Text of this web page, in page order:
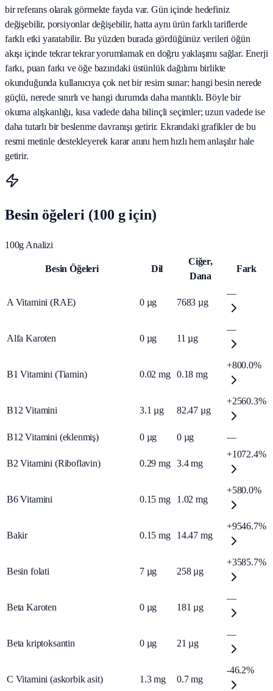
bir referans olarak görmekte fayda var. Gün içinde hedefiniz
değişebilir, porsiyonlar değişebilir, hatta aynı ürün farklı tariflerde
farklı etki yaratabilir. Bu yüzden burada gördüğünüz verileri öğün
akışı içinde tekrar tekrar yorumlamak en doğru yaklaşımı sağlar. Enerji
farkı, puan farkı ve öğe bazındaki üstünlük dağılımı birlikte
okunduğunda kullanıcıya çok net bir resim sunar: hangi besin nerede
güçlü, nerede sınırlı ve hangi durumda daha mantıklı. Böyle bir
okuma alışkanlığı, kısa vadede daha bilinçli seçimler; uzun vadede ise
daha tutarlı bir beslenme davranışı getirir. Ekrandaki grafikler de bu
resmi metinle destekleyerek karar anını hem hızlı hem anlaşılır hale
getirir.
Besin öğeleri (100 g için)
100g Analizi
Besin Öğeleri Dil
Ciğer,
Dana
Fark
A Vitamini (RAE) 0 µg 7683 µg
—
Alfa Karoten 0 µg 11 µg
—
B1 Vitamini (Tiamin) 0.02 mg 0.18 mg
+800.0%
B12 Vitamini 3.1 µg 82.47 µg
+2560.3%
B12 Vitamini (eklenmiş) 0 µg 0 µg —
B2 Vitamini (Riboflavin) 0.29 mg 3.4 mg
+1072.4%
B6 Vitamini 0.15 mg 1.02 mg
+580.0%
Bakir 0.15 mg 14.47 mg
+9546.7%
Besin folati 7 µg 258 µg
+3585.7%
Beta Karoten 0 µg 181 µg
—
Beta kriptoksantin 0 µg 21 µg
—
C Vitamini (askorbik asit) 1.3 mg 0.7 mg
-46.2%